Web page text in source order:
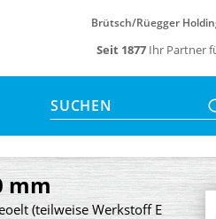
Brütsch/Rüegger
Seit 1877 Ihr Partner
SUCHEN
mm
(teilweise Werkstoff E